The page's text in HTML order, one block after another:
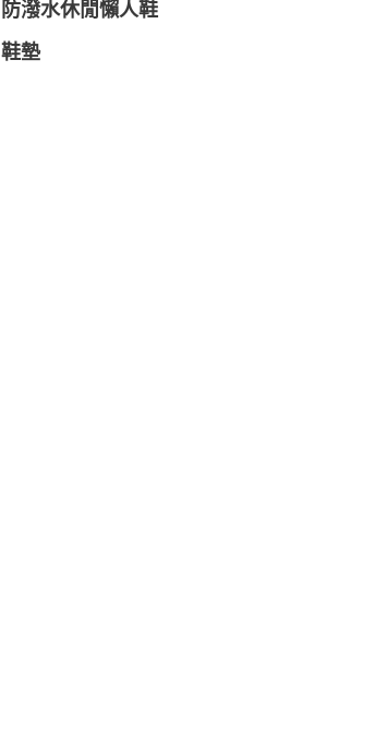
防潑水休閒懶人鞋
鞋墊